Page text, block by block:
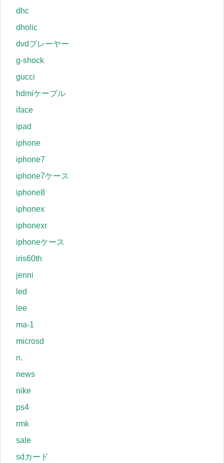
dhc
dholic
dvdプレーヤー
g-shock
gucci
hdmiケーブル
iface
ipad
iphone
iphone7
iphone7ケース
iphone8
iphonex
iphonexr
iphoneケース
iris60th
jenni
led
lee
ma-1
microsd
n.
news
nike
ps4
rmk
sale
sdカード